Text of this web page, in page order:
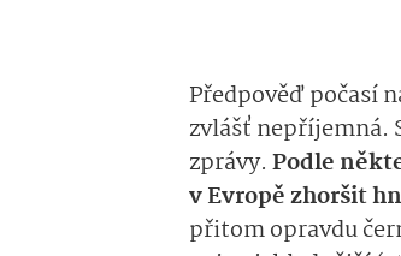
Předpověď počasí
zvlášť nepříjemná.
zprávy. Podle
v Evropě zhoršit
přitom opravdu